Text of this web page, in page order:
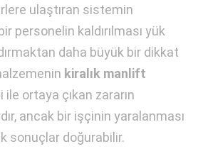
ulaştıran sistemin
personelin kaldırılması yük
daha büyük bir dikkat
kiralık manlift
ortaya çıkan zararın
ancak bir işçinin yaralanması
sonuçlar doğurabilir.